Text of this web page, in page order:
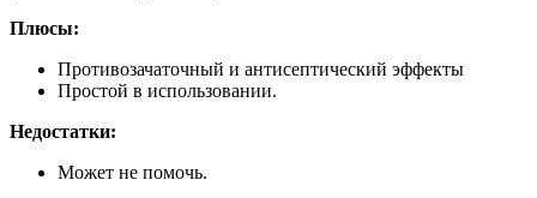
Плюсы:
Противозачаточный и антисептический эффекты
Простой в использовании.
Недостатки:
Может не помочь.